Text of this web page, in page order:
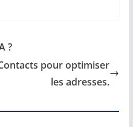
Li er
?
pour optimiser
les adresses.